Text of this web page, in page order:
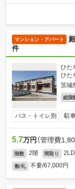
マンション・アパート
件
ひた
ひた
茨城
総階
バス・トイレ別 駐
5.7万円 （管理費
階数 2階 間取り
敷/礼 不要/67,000円